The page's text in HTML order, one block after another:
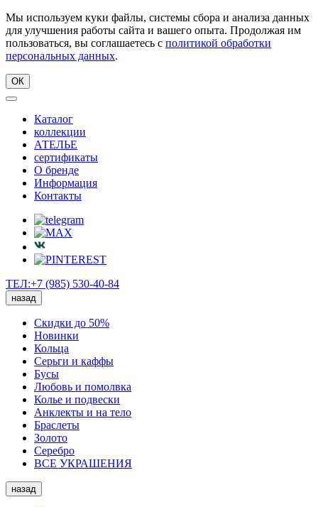
Мы используем куки файлы, системы сбора и анализа данных
для улучшения работы сайта и вашего опыта. Продолжая им
пользоваться, вы соглашаетесь с политикой обработки
персональных данных.
ОК
Каталог
коллекции
АТЕЛЬЕ
сертификаты
О бренде
Информация
Контакты
ТЕЛ:+7 (985) 530-40-84
назад
Скидки до 50%
Новинки
Кольца
Серьги и каффы
Бусы
Любовь и помолвка
Колье и подвески
Анклекты и на тело
Браслеты
Золото
Серебро
ВСЕ УКРАШЕНИЯ
назад